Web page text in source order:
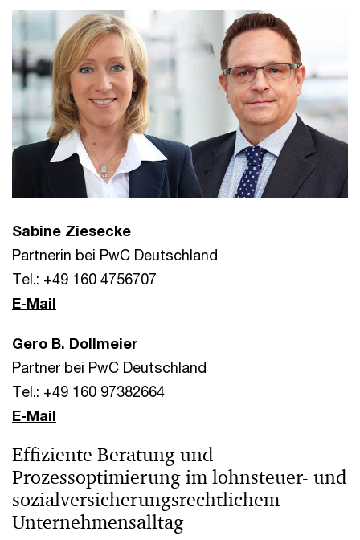
Sabine Ziesecke
Partnerin bei PwC Deutschland
Tel.: +49 160 4756707
E-Mail
Gero B. Dollmeier
Partner bei PwC Deutschland
Tel.: +49 160 97382664
E-Mail
Effiziente Beratung und
Prozessoptimierung im lohnsteuer- und
sozialversicherungsrechtlichem
Unternehmensalltag